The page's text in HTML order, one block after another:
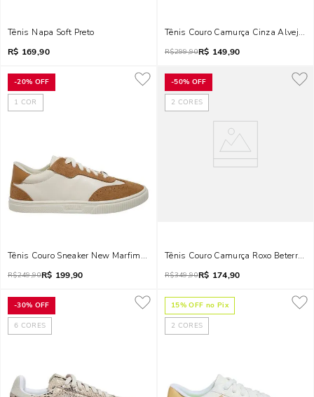
Tênis Napa Soft Preto
R$ 169,90
Tênis Couro Camurça Cinza Alvejado
R$299,90R$ 149,90
-20% OFF
1 COR
Tênis Couro Sneaker New Marfim E Bege
R$249,90R$ 199,90
-50% OFF
2 CORES
Tênis Couro Camurça Roxo Beterraba
R$349,90R$ 174,90
-30% OFF
6 CORES
15% OFF no Pix
2 CORES